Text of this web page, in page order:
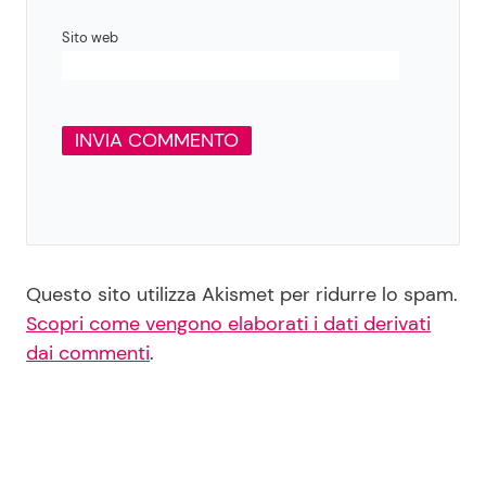
Sito web
Questo sito utilizza Akismet per ridurre lo spam.
Scopri come vengono elaborati i dati derivati
dai commenti.